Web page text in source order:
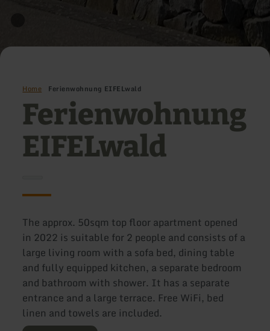
Home Ferienwohnung EIFELwald
Ferienwohnung
EIFELwald
The approx. 50sqm top floor apartment opened
in 2022 is suitable for 2 people and consists of a
large living room with a sofa bed, dining table
and fully equipped kitchen, a separate bedroom
and bathroom with shower. It has a separate
entrance and a large terrace. Free WiFi, bed
linen and towels are included.